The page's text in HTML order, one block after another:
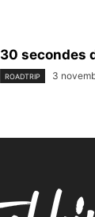
30 secondes
ROADTRIP 3